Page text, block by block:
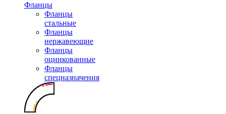
Фланцы
Фланцы
стальные
Фланцы
нержавеющие
Фланцы
оцинкованные
Фланцы
спецназначения